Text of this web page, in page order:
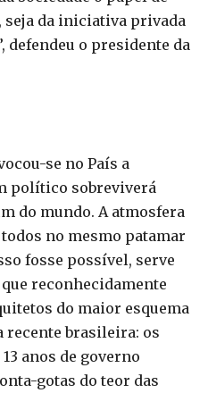
seja da iniciativa privada
defendeu o presidente da
se no País a
político sobreviverá
do mundo. A atmosfera
no mesmo patamar
fosse possível, serve
reconhecidamente
do maior esquema
recente brasileira: os
anos de governo
gotas do teor das